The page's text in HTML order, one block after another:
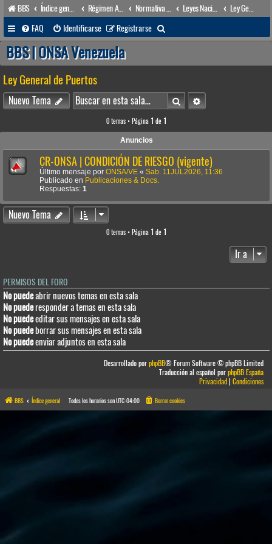
BBS Índice general Régimen Acuático venezolano Leyes Nacionales
Ley General de Puertos
FAQ
Identificarse Registrarse
u
a
r
BBS | ONSA Venezuela
Ley General de Puertos
Nuevo Tema BuscarBúsqueda avanzada
0 temas • Página 1 de 1
Anuncios
CR-ONSA | CONDICIÓN DE RIESGO (vigente)
Último mensaje por ONSA/VE « Sab. 11JUL2026, 11:36
Publicado en Publicaciones & Docs.
Respuestas: 1
Nuevo Tema
0 temas • Página 1 de 1
Ir a
PERMISOS DEL FORO
No puedeabrir nuevos temas en esta sala
No puederesponder a temas en esta sala
No puedeeditar sus mensajes en esta sala
No puedeborrar sus mensajes en esta sala
No puedeenviar adjuntos en esta sala
Desarrollado porphpBB® Forum Software © phpBB Limited
Traducción al español porphpBB España
Privacidad|Condiciones
BBS Índice general Todos los horarios sonUTC-04:00 Borrar cookies